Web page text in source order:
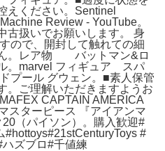
えください。Sentinel
Review - YouTube。
古扱いでお願いします。 身
ので、開封して触れての細
。レア物 バットマン&ロ
。marvel フィギュア スパ
プール グウェン。■素人保管
。ご理解いただきますようお
CAPTAIN AMERICA
スターピース 『アイアンマ
（パイソン）。購入歓迎#
#
ズブロ#千値練